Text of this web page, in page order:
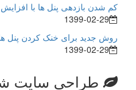
کم شدن بازدهی پنل ها با افزایش
1399-02-29
روش جدید برای خنک کردن پنل
1399-02-29
طراحی سایت